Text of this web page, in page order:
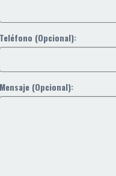
Teléfono (Opcional):
Mensaje (Opcional):